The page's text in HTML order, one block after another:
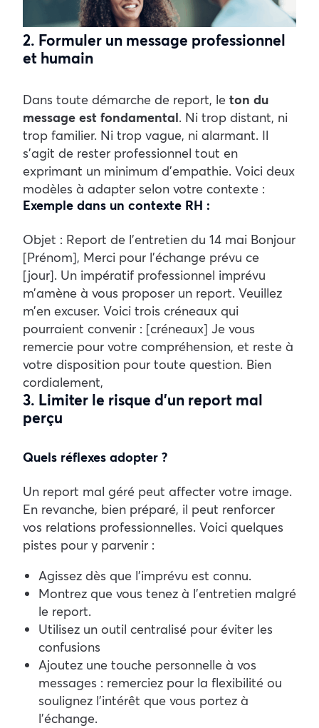
2. Formuler un message professionnel
et humain
Dans toute démarche de report, le ton du
message est fondamental. Ni trop distant, ni
trop familier. Ni trop vague, ni alarmant. Il
s’agit de rester professionnel tout en
exprimant un minimum d’empathie. Voici deux
modèles à adapter selon votre contexte :
Exemple dans un contexte RH :
Objet : Report de l’entretien du 14 mai Bonjour
[Prénom], Merci pour l’échange prévu ce
[jour]. Un impératif professionnel imprévu
m’amène à vous proposer un report. Veuillez
m’en excuser. Voici trois créneaux qui
pourraient convenir : [créneaux] Je vous
remercie pour votre compréhension, et reste à
votre disposition pour toute question. Bien
cordialement,
3. Limiter le risque d’un report mal
perçu
Quels réflexes adopter ?
Un report mal géré peut affecter votre image.
En revanche, bien préparé, il peut renforcer
vos relations professionnelles. Voici quelques
pistes pour y parvenir :
Agissez dès que l’imprévu est connu.
Montrez que vous tenez à l’entretien malgré
le report.
Utilisez un outil centralisé pour éviter les
confusions
Ajoutez une touche personnelle à vos
messages : remerciez pour la flexibilité ou
soulignez l’intérêt que vous portez à
l’échange.